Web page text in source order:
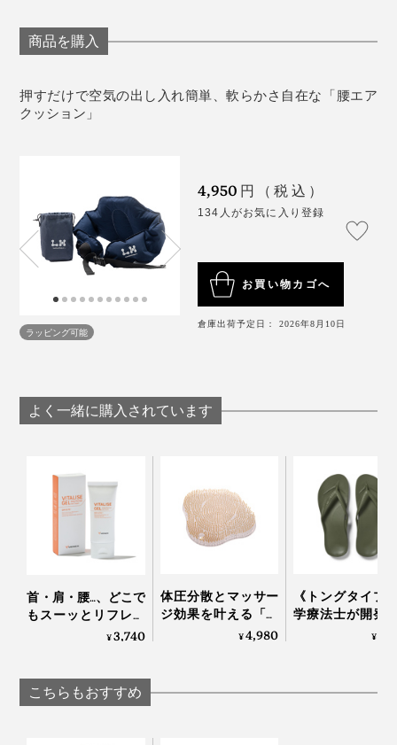
旅行好きなご両親へ、出張の多いパートナーや友人への
贈り物にもぜひ。
した肘置きにもなり、スマホ閲覧する時も快適。
で完結するところがとてもいい！
パンパンに膨らませてPCワークした後、ちょっとリラ
できるとのころもお気に入りです。
商品を購入
押すだけで空気の出し入れ簡単、軟らかさ自在な「腰エア
クッション」
ラッピング可能
4,950 円（税込）
134人がお気に入り登録
お買い物カゴへ
倉庫出荷予定日： 2026年8月10日
よく一緒に購入されています
首・肩・腰…、どこで
もスーッとリフレッ
シュする「バイタラ
¥3,740
体圧分散とマッサー
ジ効果を叶える「バ
スタブクッション」
¥4,980
《トングタイプ
学療法士が開発
界600万人の足
¥
こちらもおすすめ